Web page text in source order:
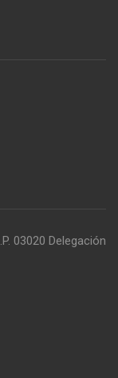
03020 Delegación